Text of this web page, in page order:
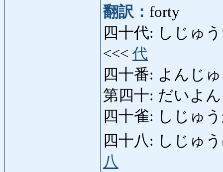
翻訳： forty
四十代: しじゅ
<<< 代
四十番: よんじ
第四十: だいよ
四十雀: しじゅ
四十八: しじゅ
八